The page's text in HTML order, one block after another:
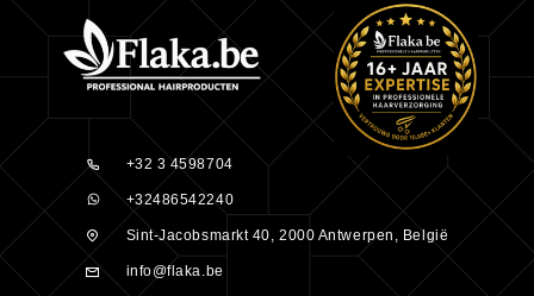
+32 3 4598704
+32486542240
Sint-Jacobsmarkt 40, 2000 Antwerpen, België
info@flaka.be